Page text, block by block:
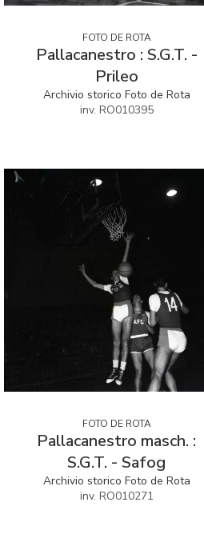
FOTO DE ROTA
Pallacanestro : S.G.T. -
Prileo
Archivio storico Foto de Rota
inv. RO010395
FOTO DE ROTA
Pallacanestro masch. :
S.G.T. - Safog
Archivio storico Foto de Rota
inv. RO010271